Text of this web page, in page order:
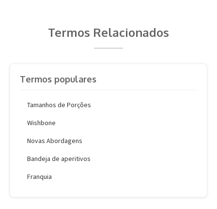
Termos Relacionados
Termos populares
Tamanhos de Porções
Wishbone
Novas Abordagens
Bandeja de aperitivos
Franquia